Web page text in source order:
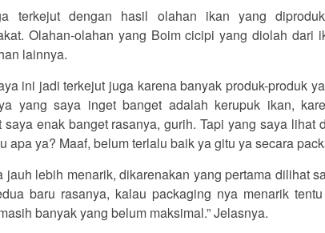
terkejut dengan hasil olahan ikan yang
Olahan-olahan yang Boim cicipi yang diolah dari
lainnya.
ini jadi terkejut juga karena banyak produk-produk
yang saya inget banget adalah kerupuk ikan,
saya enak banget rasanya, gurih. Tapi yang saya lihat
apa ya? Maaf, belum terlalu baik ya gitu ya secara
jauh lebih menarik, dikarenakan yang pertama dilihat
baru rasanya, kalau packaging nya menarik
banyak yang belum maksimal.” Jelasnya.